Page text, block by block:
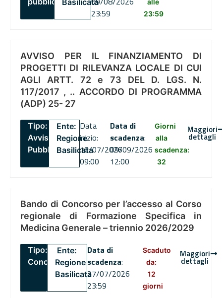
Basilicata
23:59
alle
23:59
AVVISO PER IL FINANZIAMENTO DI
PROGETTI DI RILEVANZA LOCALE DI CUI
AGLI ARTT. 72 e 73 DEL D. LGS. N.
117/2017 , .. ACCORDO DI PROGRAMMA
(ADP) 25- 27
Tipo:
Avviso
Pubblico
Ente:
Regione
Basilicata
Data
inizio:
16/07/2026
09:00
Data di
scadenza:
09/09/2026
12:00
Giorni
alla
scadenza:
32
Maggiori
dettagli
Bando di Concorso per l’accesso al Corso
regionale di Formazione Specifica in
Medicina Generale – triennio 2026/2029
Tipo:
Concorsi
Ente:
Regione
Basilicata
Data di
scadenza:
27/07/2026
23:59
Scaduto
da:
12
giorni
Maggiori
dettagli